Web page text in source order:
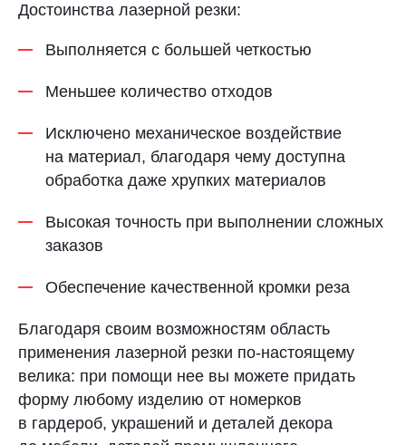
Достоинства лазерной резки:
Выполняется с большей четкостью
Меньшее количество отходов
Исключено механическое воздействие
на материал, благодаря чему доступна
обработка даже хрупких материалов
Высокая точность при выполнении сложных
заказов
Обеспечение качественной кромки реза
Благодаря своим возможностям область
применения лазерной резки по-настоящему
велика: при помощи нее вы можете придать
форму любому изделию от номерков
в гардероб, украшений и деталей декора